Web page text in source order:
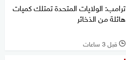
ترامب: الولايات المتحدة تمتلك كميات
هائلة من الذخائر
l قبل 3 ساعات